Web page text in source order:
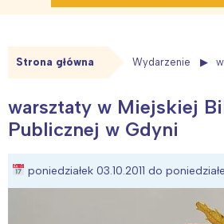
Strona główna Wydarzenie
warsztaty w Miejskiej
Publicznej w Gdyni
poniedziałek 03.10.2011 do